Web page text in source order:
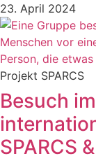
23. April 2024
Projekt SPARCS
Besuch
SPARCS